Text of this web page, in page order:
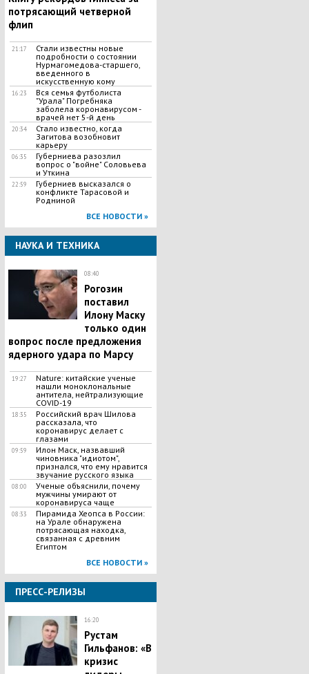
потрясающий четверной
флип
21:17
Стали известны новые
подробности о состоянии
Нурмагомедова-старшего,
введенного в
искусственную кому
16:23
Вся семья футболиста
"Урала" Погребняка
заболела коронавирусом -
врачей нет 5-й день
20:34
Стало известно, когда
Загитова возобновит
карьеру
06:35
Губерниева разозлил
вопрос о "войне" Соловьева
и Уткина
22:59
Губерниев высказался о
конфликте Тарасовой и
Родниной
ВСЕ НОВОСТИ »
НАУКА И ТЕХНИКА
08:40
Рогозин
поставил
Илону Маску
только один
вопрос после предложения
ядерного удара по Марсу
19:27
Nature: китайские ученые
нашли моноклональные
антитела, нейтрализующие
COVID-19
18:35
Российский врач Шилова
рассказала, что
коронавирус делает с
глазами
09:59
Илон Маск, назвавший
чиновника "идиотом",
признался, что ему нравится
звучание русского языка
08:00
Ученые объяснили, почему
мужчины умирают от
коронавируса чаще
08:33
Пирамида Хеопса в России:
на Урале обнаружена
потрясающая находка,
связанная с древним
Египтом
ВСЕ НОВОСТИ »
ПРЕСС-РЕЛИЗЫ
16:20
Рустам
Гильфанов: «В
кризис